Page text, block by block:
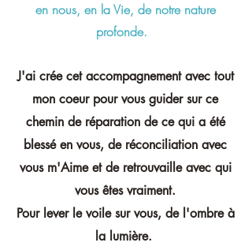
en nous, en la Vie, de notre nature
profonde.
J'ai crée cet accompagnement avec tout
mon coeur pour vous guider sur ce
chemin de réparation de ce qui a été
blessé en vous, de réconciliation avec
vous m'Aime et de retrouvaille avec qui
vous êtes vraiment.
Pour lever le voile sur vous, de l'ombre à
la lumière.